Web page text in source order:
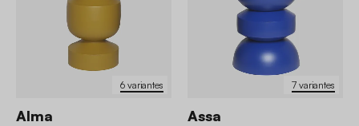
6 variantes
Alma
7 variantes
Assa